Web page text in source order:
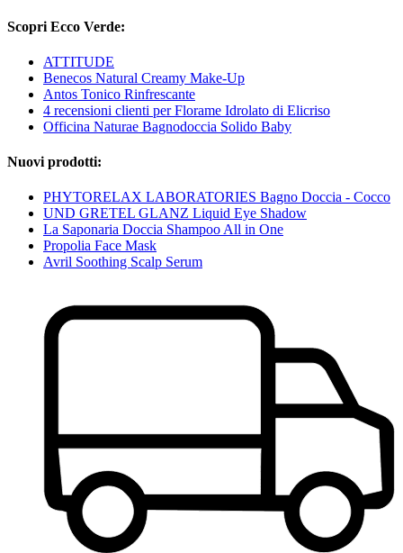
Scopri Ecco Verde:
ATTITUDE
Benecos Natural Creamy Make-Up
Antos Tonico Rinfrescante
4 recensioni clienti per Florame Idrolato di Elicriso
Officina Naturae Bagnodoccia Solido Baby
Nuovi prodotti:
PHYTORELAX LABORATORIES Bagno Doccia - Cocco
UND GRETEL GLANZ Liquid Eye Shadow
La Saponaria Doccia Shampoo All in One
Propolia Face Mask
Avril Soothing Scalp Serum